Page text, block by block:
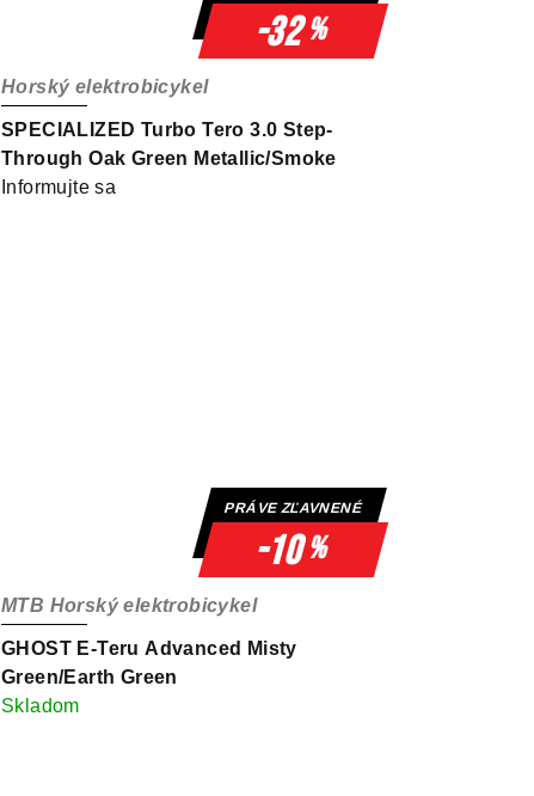
-32%
SPECIALIZED Turbo Tero 3.0 Step-
Through Oak Green Metallic/Smoke
Horský elektrobicykel
Informujte sa
PRÁVE ZĽAVNENÉ
-10%
GHOST E-Teru Advanced Misty
Green/Earth Green
MTB Horský elektrobicykel
Skladom